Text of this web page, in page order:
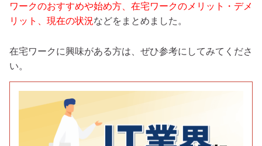
ワークのおすすめや始め方、在宅ワークのメリット・デメ
リット、現在の状況などをまとめました。
在宅ワークに興味がある方は、ぜひ参考にしてみてくださ
い。